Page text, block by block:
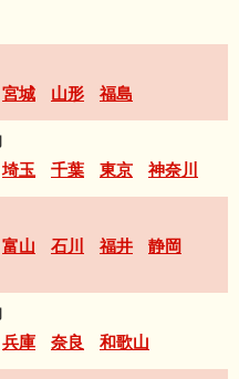
宮城 山形 福島
埼玉 千葉 東京 神奈川
富山 石川 福井
静岡
兵庫 奈良 和歌山